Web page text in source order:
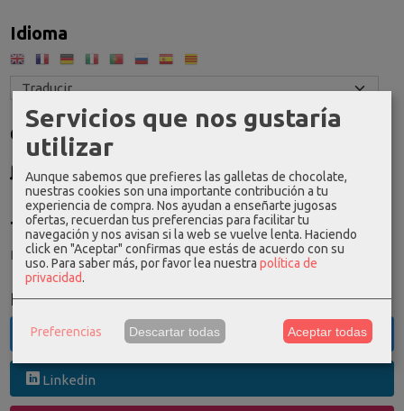
Idioma
Costes de Envío
GRATIS *
Consultar Destinos
Tu Carrito (0)
El carrito de la compra está vacío
Redes Sociales
Twitter
Linkedin
Servicios que nos gustaría
utilizar
Aunque sabemos que prefieres las galletas de chocolate,
nuestras cookies son una importante contribución a tu
experiencia de compra. Nos ayudan a enseñarte jugosas
ofertas, recuerdan tus preferencias para facilitar tu
navegación y nos avisan si la web se vuelve lenta. Haciendo
click en "Aceptar" confirmas que estás de acuerdo con su
uso. Para saber más, por favor lea nuestra política de
privacidad.
Preferencias Descartar todas Aceptar todas